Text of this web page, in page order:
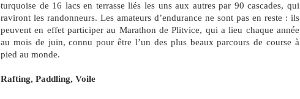
turquoise de 16 lacs en terrasse liés les uns aux autres par 90 cascades, qui
raviront les randonneurs. Les amateurs d’endurance ne sont pas en reste : ils
peuvent en effet participer au Marathon de Plitvice, qui a lieu chaque année
au mois de juin, connu pour être l’un des plus beaux parcours de course à
pied au monde.
Rafting, Paddling, Voile